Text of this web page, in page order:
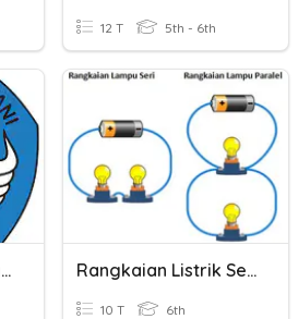
12 T 5th - 6th
Bagian -bagian Lingkaran Kelas 6 Rangkaian Listrik Seri Dan Pararel
10 T 6th